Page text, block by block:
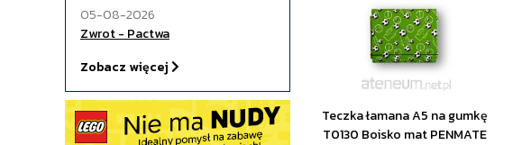
05-08-2026
Zwrot - Pactwa
Zobacz więcej
Teczka łamana A5 na gumkę
T0130 Boisko mat PENMATE